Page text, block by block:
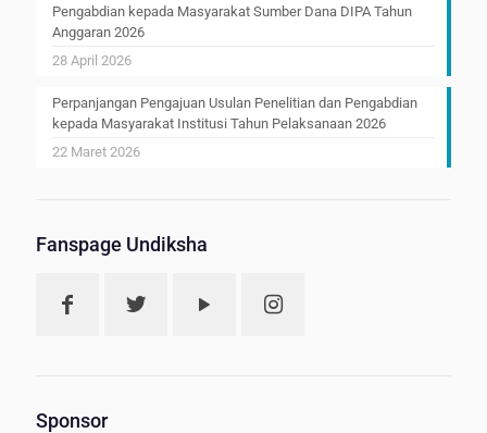
Pengabdian kepada Masyarakat Sumber Dana DIPA Tahun
Anggaran 2026
28 April 2026
Perpanjangan Pengajuan Usulan Penelitian dan Pengabdian
kepada Masyarakat Institusi Tahun Pelaksanaan 2026
22 Maret 2026
Fanspage Undiksha
Sponsor